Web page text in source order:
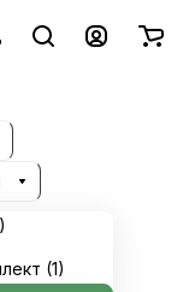
)
(1)